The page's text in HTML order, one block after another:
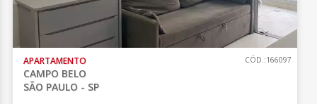
APARTAMENTO
CAMPO BELO
SÃO PAULO - SP
CÓD.:166097